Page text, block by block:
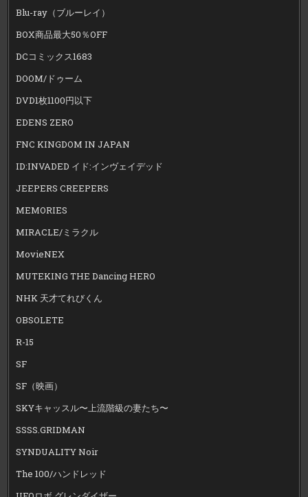
Blu-ray（ブルーレイ）
BOX商品最大50％OFF
DCコミックス1683
DOOM/ドゥーム
DVD1枚1100円以下
EDENS ZERO
FNC KINGDOM IN JAPAN
ID:INVADED イド:インヴェイデッド
JEEPERS CREEPERS
MEMORIES
MIRACLE/ミラクル
MovieNEX
MUTEKING THE Dancing HERO
NHK 天才てれびくん
OBSOLETE
R-15
SF
SF（映画）
SKYキャッスル〜上流階級の妻たち〜
SSSS.GRIDMAN
SYNDUALITY Noir
The 100/ハンドレッド